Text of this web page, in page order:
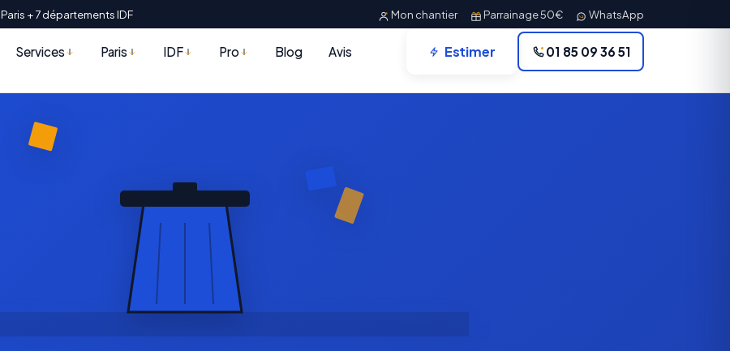
Paris + 7 départements IDF Mon chantier Parrainage 50€ WhatsApp
Services Paris IDF Pro Blog Avis Estimer 01 85 09 36 51